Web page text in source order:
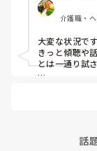
方法ありますか？
ワンフロアで
れ出すこともで
なので他の利用
じ卓の利用者
利益を被るの
ニックやアイ
介護職・
大変な状況で
きっと傾聴や
とは一通り試
現状を考える
デイサービス
話